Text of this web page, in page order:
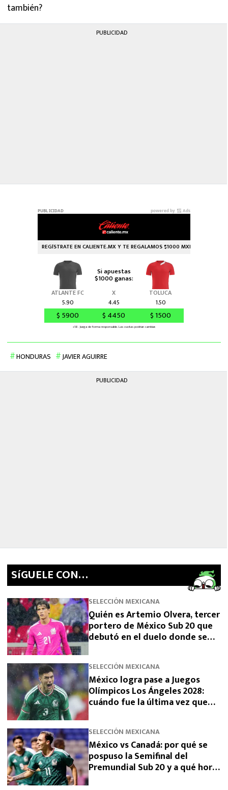
también?
PUBLICIDAD
HONDURAS JAVIER AGUIRRE
PUBLICIDAD
SíGUELE CON…
SELECCIÓN MEXICANA
Quién es Artemio Olvera, tercer
portero de México Sub 20 que
debutó en el duelo donde se
SELECCIÓN MEXICANA
México logra pase a Juegos
Olímpicos Los Ángeles 2028:
cuándo fue la última vez que
SELECCIÓN MEXICANA
México vs Canadá: por qué se
pospuso la Semifinal del
Premundial Sub 20 y a qué hora